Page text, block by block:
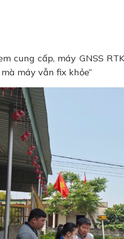
cung cấp, máy GNSS
máy vẫn fix khỏe”